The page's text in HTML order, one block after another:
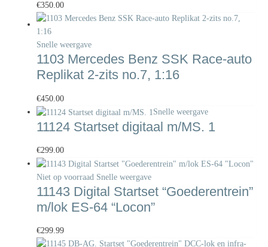
€350.00
Snelle weergave
1103 Mercedes Benz SSK Race-auto
Replikat 2-zits no.7, 1:16
€450.00
Snelle weergave
11124 Startset digitaal m/MS. 1
€299.00
Niet op voorraad Snelle weergave
11143 Digital Startset “Goederentrein”
m/lok ES-64 “Locon”
€299.99